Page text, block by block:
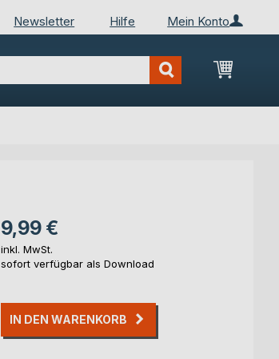
Mein Konto
Newsletter Hilfe
Mein
9,99 €
inkl. MwSt.
sofort verfügbar als Download
IN DEN WARENKORB